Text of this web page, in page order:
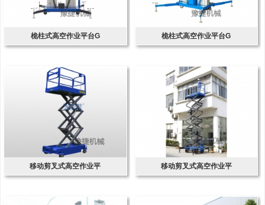
桅柱式高空作业平台G 桅柱式高空作业平台G
移动剪叉式高空作业平 移动剪叉式高空作业平